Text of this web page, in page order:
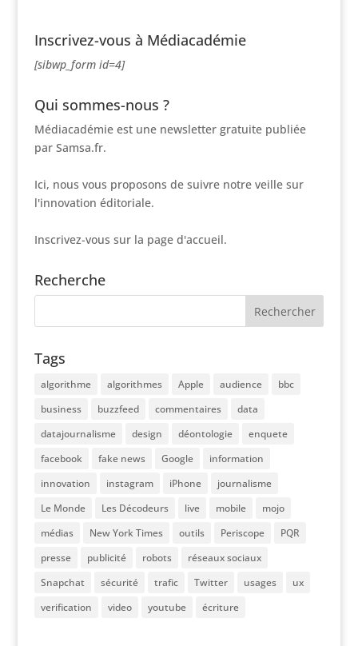
Inscrivez-vous à Médiacadémie
[sibwp_form id=4]
Qui sommes-nous ?
Médiacadémie est une newsletter gratuite publiée
par Samsa.fr.
Ici, nous vous proposons de suivre notre veille sur
l'innovation éditoriale.
Inscrivez-vous sur la page d'accueil.
Recherche
Tags
algorithme algorithmes Apple audience
bbc
business
buzzfeed commentaires
data
datajournalisme
design déontologie
enquete
facebook
fake news Google
information
innovation
instagram iPhone
journalisme
Le Monde
Les Décodeurs live mobile
mojo
médias
New York Times outils Periscope
PQR
presse
publicité robots
réseaux sociaux
Snapchat
sécurité trafic Twitter usages
ux
verification
video youtube écriture